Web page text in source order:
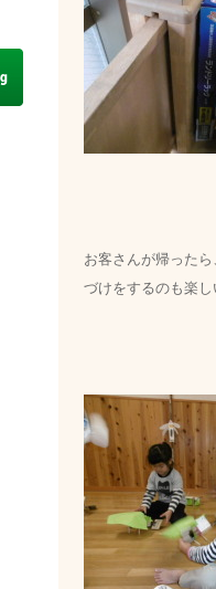
お客さんが帰った
づけをするのも楽